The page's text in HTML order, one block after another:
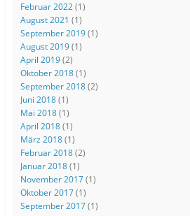
Februar 2022(1)
August 2021 (1)
September 2019(1)
August 2019(1)
April 2019(2)
Oktober 2018(1)
September 2018(2)
Juni 2018(1)
Mai 2018(1)
April 2018(1)
März 2018(1)
Februar 2018(2)
Januar 2018(1)
November 2017(1)
Oktober 2017(1)
September 2017(1)